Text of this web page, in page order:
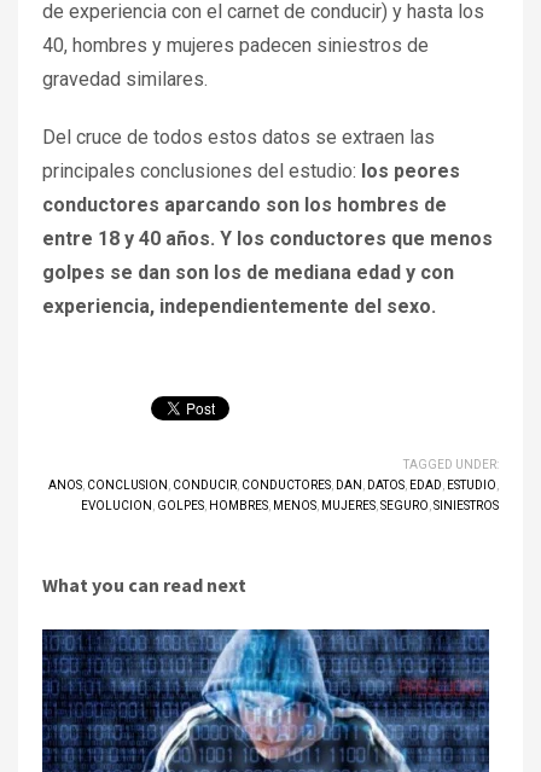
de experiencia con el carnet de conducir) y hasta los
40, hombres y mujeres padecen siniestros de
gravedad similares.
Del cruce de todos estos datos se extraen las
principales conclusiones del estudio: los peores
conductores aparcando son los hombres de
entre 18 y 40 años. Y los conductores que menos
golpes se dan son los de mediana edad y con
experiencia, independientemente del sexo.
TAGGED UNDER:
ANOS CONCLUSION CONDUCIR CONDUCTORES DAN DATOS EDAD ESTUDIO
EVOLUCION
GOLPES HOMBRES MENOS MUJERES SEGURO SINIESTROS
What you can read next